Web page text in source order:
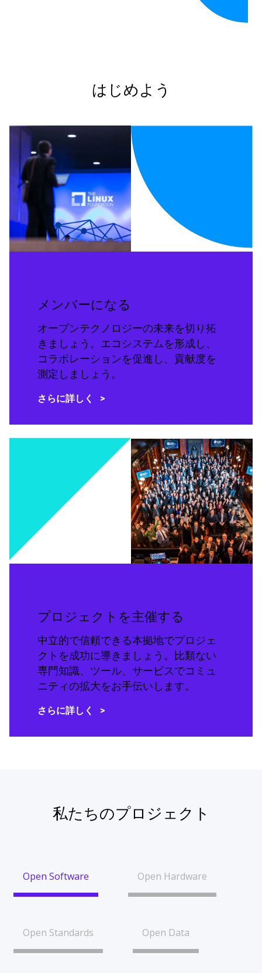
はじめよう
メンバーになる
オープンテクノロジーの未来を切り拓
きましょう。エコシステムを形成し、
コラボレーションを促進し、貢献度を
測定しましょう。
さらに詳しく
プロジェクトを主催する
中立的で信頼できる本拠地でプロジェ
クトを成功に導きましょう。比類ない
専門知識、ツール、サービスでコミュ
ニティの拡大をお手伝いします。
さらに詳しく
私たちのプロジェクト
Open Software Open Hardware
Open Standards Open Data